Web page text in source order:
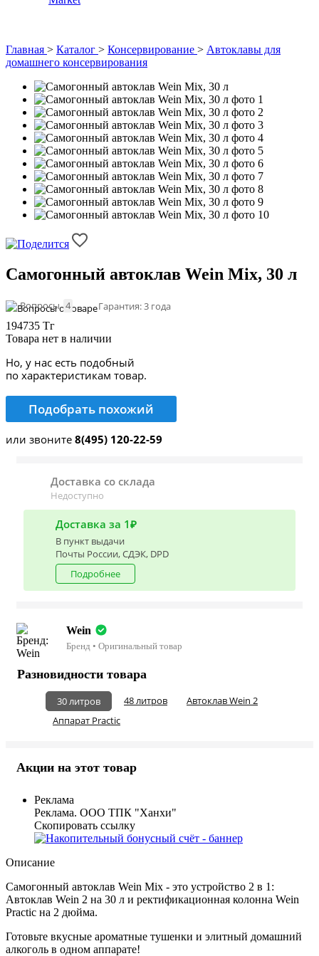
Главная > Каталог > Консервирование > Автоклавы для
домашнего консервирования
Самогонный автоклав Wein Mix, 30 л
Вопросы 4 Гарантия: 3 года
194735 Тг
Товара нет в наличии
Но, у нас есть подобный
по характеристикам товар.
Подобрать похожий
или звоните 8(495) 120-22-59
Доставка со склада
Недоступно
Доставка за 1₽
В пункт выдачи
Почты России, СДЭК, DPD
Подробнее
Wein
Бренд • Оригинальный товар
Разновидности товара
30 литров 48 литров
Автоклав Wein 2
Аппарат Practic
Акции на этот товар
Реклама
Реклама. ООО ТПК "Ханхи"
Скопировать ссылку
Описание
Самогонный автоклав Wein Mix - это устройство 2 в 1:
Автоклав Wein 2 на 30 л и ректификационная колонна Wein
Practic на 2 дюйма.
Готовьте вкусные ароматные тушенки и элитный домашний
алкоголь в одном аппарате!